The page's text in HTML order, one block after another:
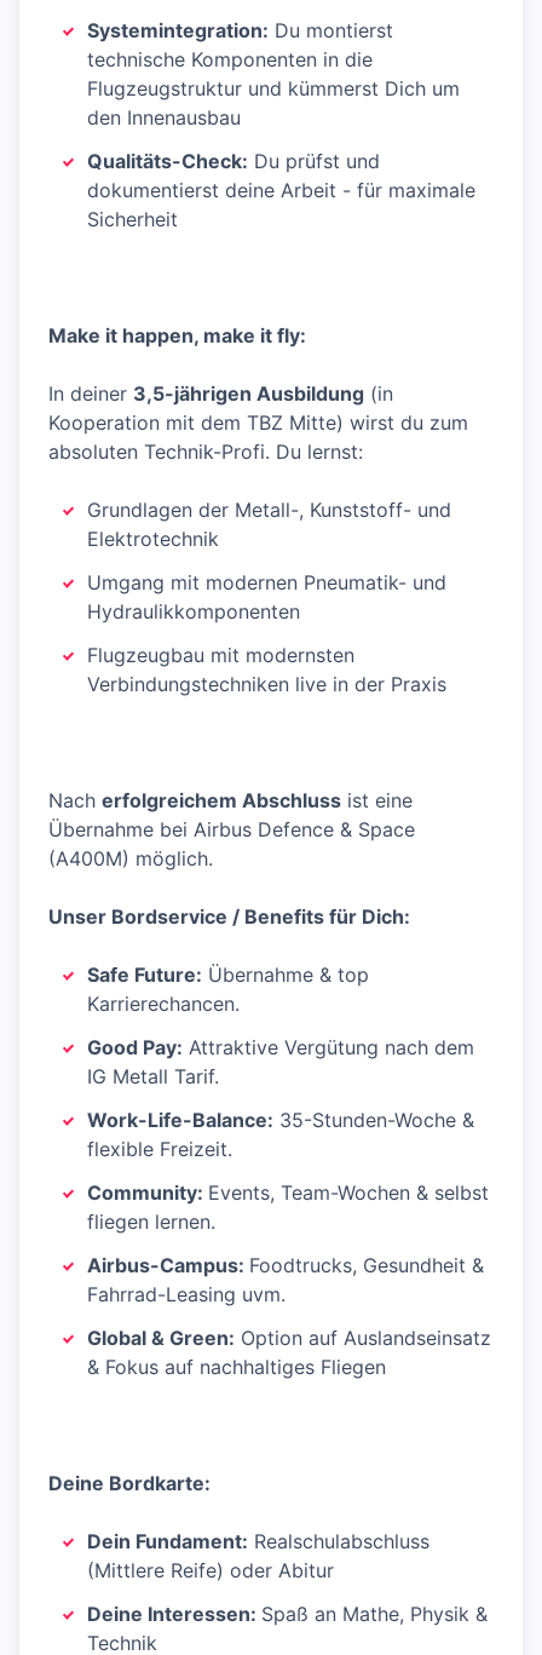
Systemintegration: Du montierst
technische Komponenten in die
Flugzeugstruktur und kümmerst Dich um
den Innenausbau
Qualitäts-Check: Du prüfst und
dokumentierst deine Arbeit - für maximale
Sicherheit
Make it happen, make it fly:
In deiner 3,5-jährigen Ausbildung (in
Kooperation mit dem TBZ Mitte) wirst du zum
absoluten Technik-Profi. Du lernst:
Grundlagen der Metall-, Kunststoff- und
Elektrotechnik
Umgang mit modernen Pneumatik- und
Hydraulikkomponenten
Flugzeugbau mit modernsten
Verbindungstechniken live in der Praxis
Nach erfolgreichem Abschluss ist eine
Übernahme bei Airbus Defence & Space
(A400M) möglich.
Unser Bordservice / Benefits für Dich:
Safe Future: Übernahme & top
Karrierechancen.
Good Pay: Attraktive Vergütung nach dem
IG Metall Tarif.
Work-Life-Balance: 35-Stunden-Woche &
flexible Freizeit.
Community: Events, Team-Wochen & selbst
fliegen lernen.
Airbus-Campus: Foodtrucks, Gesundheit &
Fahrrad-Leasing uvm.
Global & Green: Option auf Auslandseinsatz
& Fokus auf nachhaltiges Fliegen
Deine Bordkarte:
Dein Fundament: Realschulabschluss
(Mittlere Reife) oder Abitur
Deine Interessen: Spaß an Mathe, Physik &
Technik